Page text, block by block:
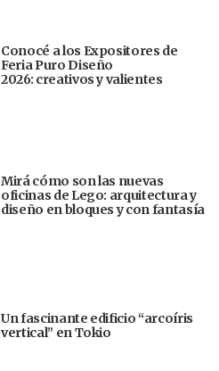
Conocé a los Expositores de
Feria Puro Diseño
2026: creativos y valientes
Mirá cómo son las nuevas
oficinas de Lego: arquitectura y
diseño en bloques y con fantasía
Un fascinante edificio “arcoíris
vertical” en Tokio